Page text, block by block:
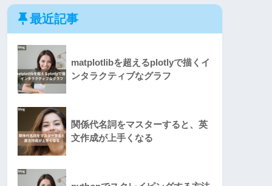
最近記事
matplotlibを超えるplotlyで描くイ
ンタラクティブなグラフ
関係代名詞をマスターすると、英
文作成が上手くなる